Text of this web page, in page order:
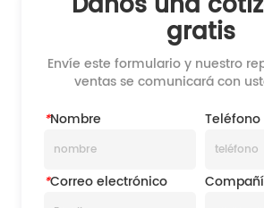
gratis
Envíe este formulario y nuestro
ventas se comunicará con
*Nombre Teléfono
*Correo electrónico